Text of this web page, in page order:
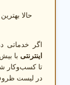
حالا
اگر خدماتی
اینترنتی با
تا کسب‌وکار
در لیست